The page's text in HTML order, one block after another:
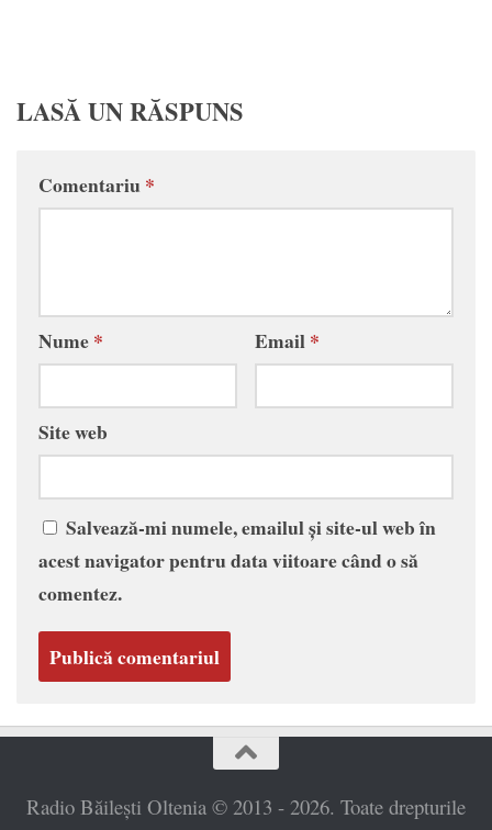
LASĂ UN RĂSPUNS
Comentariu*
Nume* Email*
Site web
Salvează-mi numele, emailul și site-ul web în
acest navigator pentru data viitoare când o să
comentez.
Radio Băilești Oltenia © 2013 - 2026. Toate drepturile